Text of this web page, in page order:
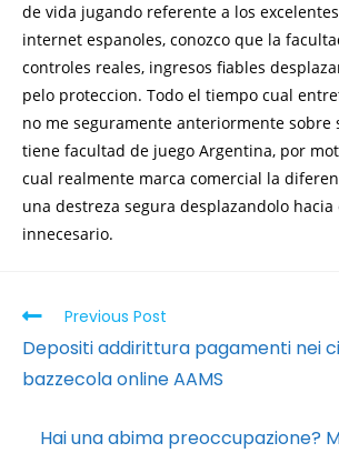
de vida jugando referente a los
internet espanoles, conozco que la
controles reales, ingresos fiables
pelo proteccion. Todo el tiempo cual
no me seguramente anteriormente sobre
tiene facultad de juego Argentina, por
cual realmente marca comercial la
una destreza segura desplazandolo
innecesario.
Previous Post
Depositi addirittura pagamenti nei
bazzecola online AAMS
Hai una abima preoccupazione?